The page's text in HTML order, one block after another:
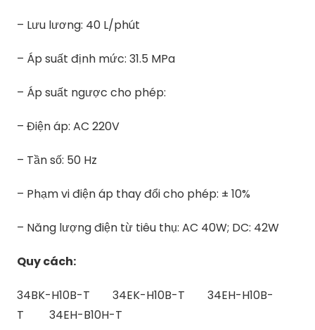
– Lưu lương: 40 L/phút
– Áp suất định mức: 31.5 MPa
– Áp suất ngược cho phép:
– Điện áp: AC 220V
– Tần số: 50 Hz
– Phạm vi điện áp thay đổi cho phép: ± 10%
– Năng lượng điện từ tiêu thụ: AC 40W; DC: 42W
Quy cách:
34BK-H10B-T 34EK-H10B-T 34EH-H10B-
T 34EH-B10H-T